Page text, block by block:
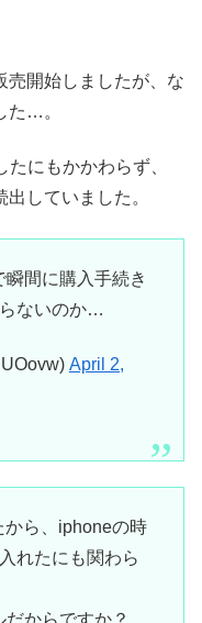
売開始しましたが、な
た…。
にもかかわらず、
していました。
間に購入手続き
ないのか…
April 2,
ら、iphoneの時
れたにも関わら
からですか？